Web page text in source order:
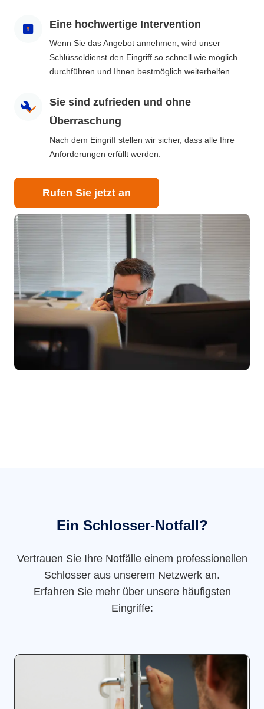
Eine hochwertige Intervention
Wenn Sie das Angebot annehmen, wird unser
Schlüsseldienst den Eingriff so schnell wie möglich
durchführen und Ihnen bestmöglich weiterhelfen.
Sie sind zufrieden und ohne
Überraschung
Nach dem Eingriff stellen wir sicher, dass alle Ihre
Anforderungen erfüllt werden.
Rufen Sie jetzt an
Ein Schlosser-Notfall?
Vertrauen Sie Ihre Notfälle einem professionellen
Schlosser aus unserem Netzwerk an.
Erfahren Sie mehr über unsere häufigsten
Eingriffe: